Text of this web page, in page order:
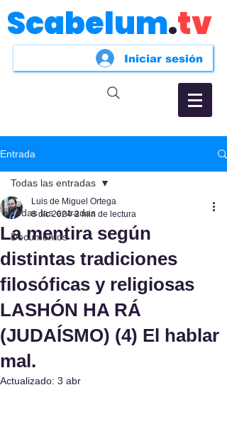
Scabelum.tv
Iniciar sesión
Entrada
Todas las entradas
Documentos
Todas las entradas
La mentira según
distintas tradiciones
filosóficas y religiosas
LASHÓN HA RÁ
(JUDAÍSMO) (4) El hablar
mal.
Luis de Miguel Ortega
8 dic 2024 2 min de lectura
Actualizado: 3 abr